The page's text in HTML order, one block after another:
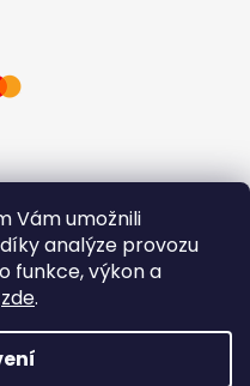
Vám umožnili
analýze provozu
funkce, výkon a
zde.